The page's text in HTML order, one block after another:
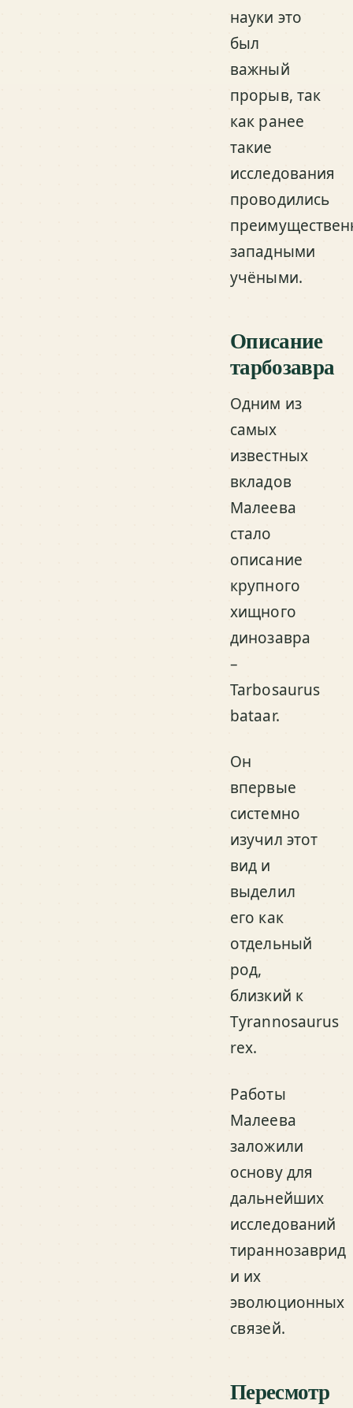
науки это
был
важный
прорыв, так
как ранее
такие
исследования
проводились
западными
учёными.
Описание
тарбозавра
Одним из
самых
известных
вкладов
Малеева
стало
описание
крупного
хищного
динозавра
–
Tarbosaurus
bataar.
Он
впервые
системно
изучил этот
вид и
выделил
его как
отдельный
род,
близкий к
Tyrannosaurus
rex.
Работы
Малеева
заложили
основу для
дальнейших
исследований
тираннозаврид
и их
эволюционных
связей.
Пересмотр